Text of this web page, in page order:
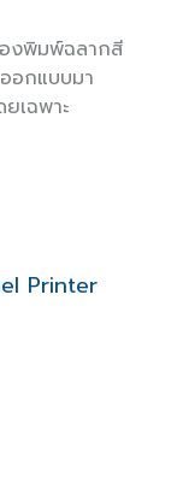
งพิมพ์ฉลากสี
อกแบบมา
เฉพาะ
Printer